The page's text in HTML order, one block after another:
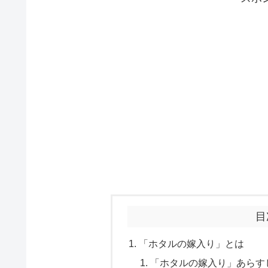
「ホタルの嫁入り」とは
「ホタルの嫁入り」あらす